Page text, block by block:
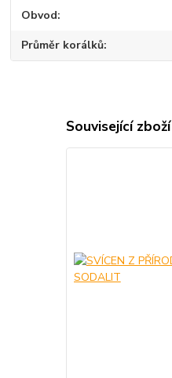
Obvod
Průměr korálků
Související zboží